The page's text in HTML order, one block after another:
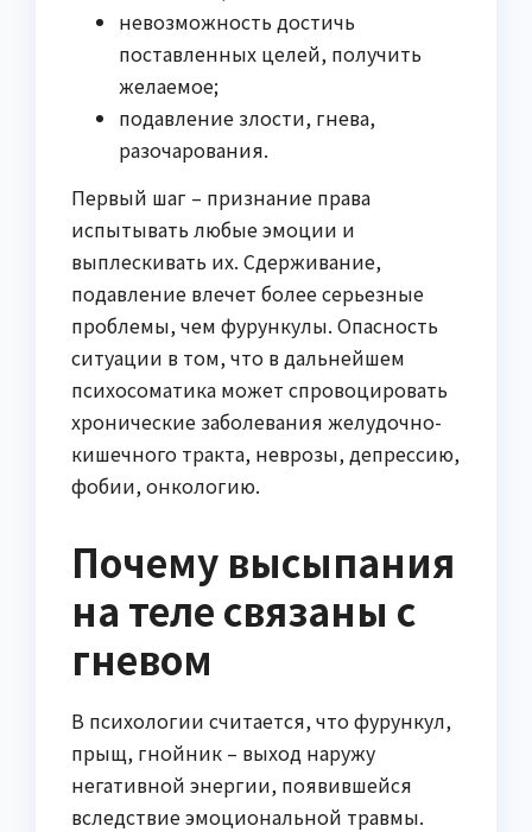
невозможность достичь
поставленных целей, получить
желаемое;
подавление злости, гнева,
разочарования.
Первый шаг – признание права
испытывать любые эмоции и
выплескивать их. Сдерживание,
подавление влечет более серьезные
проблемы, чем фурункулы. Опасность
ситуации в том, что в дальнейшем
психосоматика может спровоцировать
хронические заболевания желудочно-
кишечного тракта, неврозы, депрессию,
фобии, онкологию.
Почему высыпания
на теле связаны с
гневом
В психологии считается, что фурункул,
прыщ, гнойник – выход наружу
негативной энергии, появившейся
вследствие эмоциональной травмы.